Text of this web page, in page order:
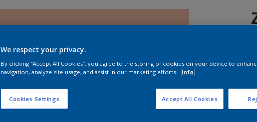
We respect your privacy.
By clicking “Accept All Cookies”, you agree to the storing of cookies on your device to
navigation, analyze site usage, and assist in our marketing efforts.
Info
Cookies Settings Accept All Cookies